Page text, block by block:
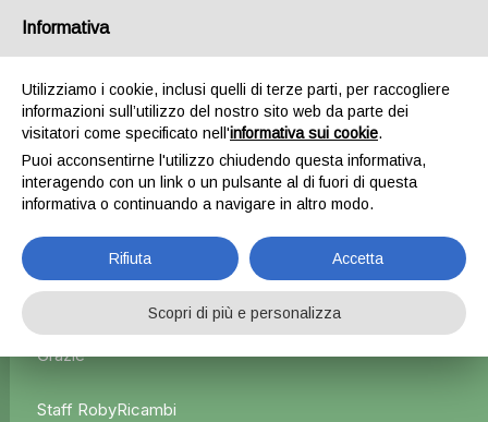
Home Esterni Specchietti retrovisori
Specchietto
retrovisore sinistro argento – Volkswagen Polo 6
L'azienda Resta Chiusa Dal 5.08 Al 31.08 Qualsiasi
Ordine Verrà Accettato Ma La Spedizione Ripartirà Dal 1
Grazie
Staff RobyRicambi
Informativa
Utilizziamo i cookie, inclusi quelli di terze parti, per raccogliere
informazioni sull’utilizzo del nostro sito web da parte dei
visitatori come specificato nell'informativa sui cookie.
Puoi acconsentirne l'utilizzo chiudendo questa informativa,
interagendo con un link o un pulsante al di fuori di questa
informativa o continuando a navigare in altro modo.
Rifiuta Accetta
Scopri di più e personalizza